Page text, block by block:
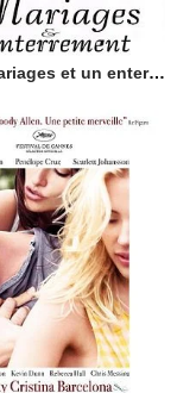
Quatre mariages et un enterrement